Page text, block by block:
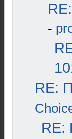
-
RE:
RE: